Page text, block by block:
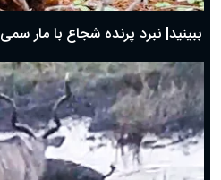
ببینید| نبرد پرنده شجاع با مار سمی